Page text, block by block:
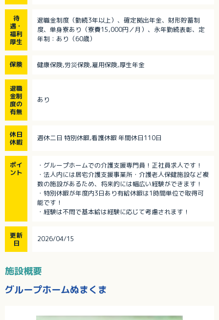
待
遇・
福利
厚生
退職金制度（勤続3年以上）、確定拠出年金、財形貯蓄制
度、単身寮あり（寮費15,000円／月）、永年勤続表彰、定
年制：あり（60歳）
保険 健康保険,労災保険,雇用保険,厚生年金
退職
金制
度の
有無
あり
休日
休暇
週休二日 特別休暇,看護休暇 年間休日110日
ポイ
ント
・グループホームでの介護支援専門員！正社員求人です！
・法人内には居宅介護支援事業所・介護老人保健施設など複
数の施設があるため、将来的には幅広い経験ができます！
・特別休暇が年度内3日あり有給休暇は1時間単位で取得可
能です！
・経験は不問で基本給は経験に応じて考慮されます！
更新
日
2026/04/15
施設概要
グループホームぬまくま